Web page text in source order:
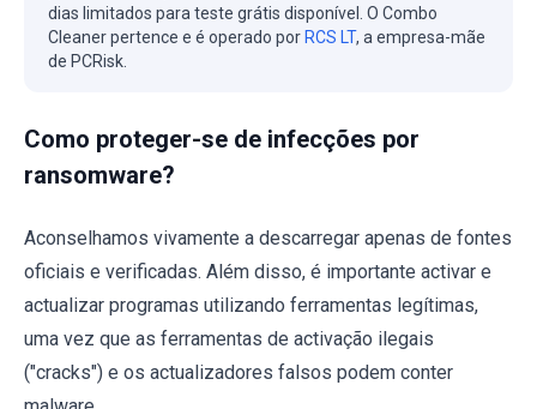
dias limitados para teste grátis disponível. O Combo
Cleaner pertence e é operado por RCS LT, a empresa-mãe
de PCRisk.
Como proteger-se de infecções por
ransomware?
Aconselhamos vivamente a descarregar apenas de fontes
oficiais e verificadas. Além disso, é importante activar e
actualizar programas utilizando ferramentas legítimas,
uma vez que as ferramentas de activação ilegais
("cracks") e os actualizadores falsos podem conter